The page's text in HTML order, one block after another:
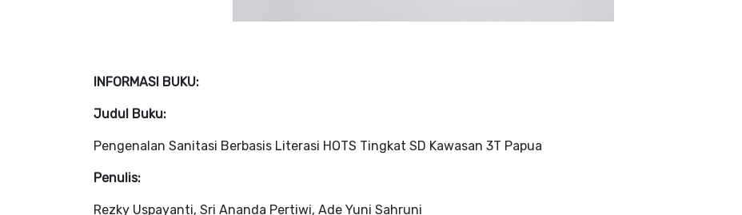
INFORMASI BUKU:
Judul Buku:
Pengenalan Sanitasi Berbasis Literasi HOTS Tingkat SD Kawasan 3T Papua
Penulis:
Rezky Uspayanti, Sri Ananda Pertiwi, Ade Yuni Sahruni